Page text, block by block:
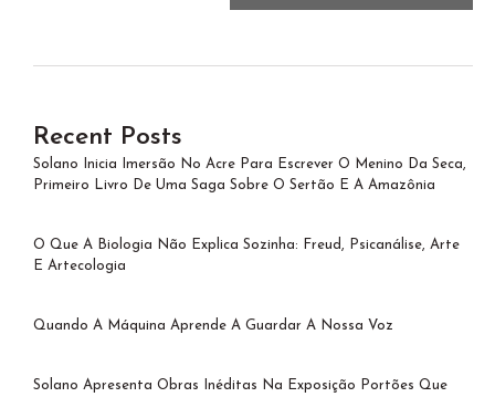
Recent Posts
Solano Inicia Imersão No Acre Para Escrever O Menino Da Seca,
Primeiro Livro De Uma Saga Sobre O Sertão E A Amazônia
O Que A Biologia Não Explica Sozinha: Freud, Psicanálise, Arte
E Artecologia
Quando A Máquina Aprende A Guardar A Nossa Voz
Solano Apresenta Obras Inéditas Na Exposição Portões Que